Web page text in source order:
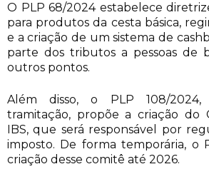
O PLP 68/2024 estabelece
para produtos da cesta básica,
e a criação de um sistema de
parte dos tributos a pessoas de
outros pontos.
Além disso, o PLP 108/
tramitação, propõe a criação do
IBS, que será responsável por
imposto. De forma temporária, o
criação desse comitê até 2026.